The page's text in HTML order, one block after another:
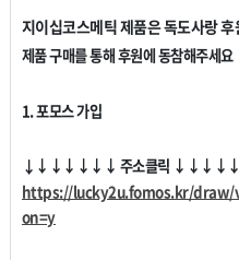
지이십코스메틱 제품은 독도사랑
제품 구매를 통해 후원에 동참해주세요
1. 포모스 가입
↓ ↓ ↓ ↓ ↓ ↓ ↓ 주소클릭 ↓ ↓ ↓ ↓ ↓
https://lucky2u.fomos.kr/
on=y